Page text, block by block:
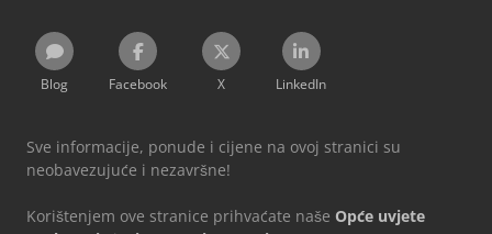
Blog Facebook X LinkedIn
Sve informacije, ponude i cijene na ovoj stranici su
neobavezujuće i nezavršne!
Korištenjem ove stranice prihvaćate naše Opće uvjete